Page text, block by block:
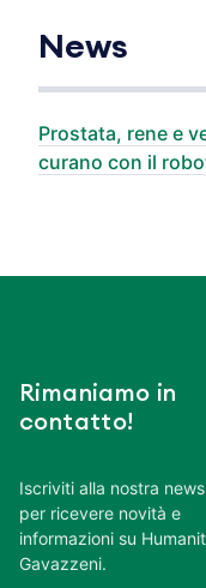
News
Prostata, rene e
curano con il
Rimaniamo in
contatto!
Iscriviti alla nostra
per ricevere novità e
informazioni su
Gavazzeni.